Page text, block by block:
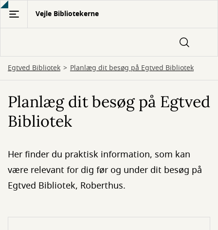
Gå
hovedindhold
Vejle Bibliotekerne
Egtved Bibliotek Planlæg dit besøg på Egtved Bibliotek
Planlæg dit besøg på Egtved
Bibliotek
Her finder du praktisk information, som kan
være relevant for dig før og under dit besøg på
Egtved Bibliotek, Roberthus.